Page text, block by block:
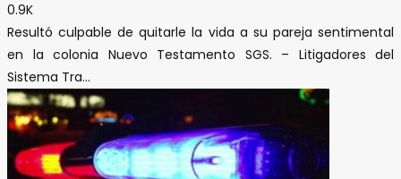
0.9K
Resultó culpable de quitarle la vida a su pareja sentimental
en la colonia Nuevo Testamento SGS. – Litigadores del
Sistema Tra...